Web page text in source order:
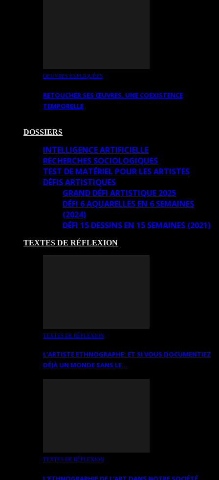
OEUVRES EXPLIQUÉES
RETOUCHER SES ŒUVRES. UNE COEXISTENCE
TEMPORELLE
DOSSIERS
INTELLIGENCE ARTIFICIELLE
RECHERCHES SOCIOLOGIQUES
TEST DE MATÉRIEL POUR LES ARTISTES
DÉFIS ARTISTIQUES
GRAND DÉFI ARTISTIQUE 2025
DÉFI 6 AQUARELLES EN 6 SEMAINES
(2024)
DÉFI 15 DESSINS EN 15 SEMAINES (2021)
TEXTES DE RÉFLEXION
TEXTES DE RÉFLEXION
L’ARTISTE ETHNOGRAPHE: ET SI VOUS DOCUMENTIEZ
DÉJÀ UN MONDE SANS LE…
TEXTES DE RÉFLEXION